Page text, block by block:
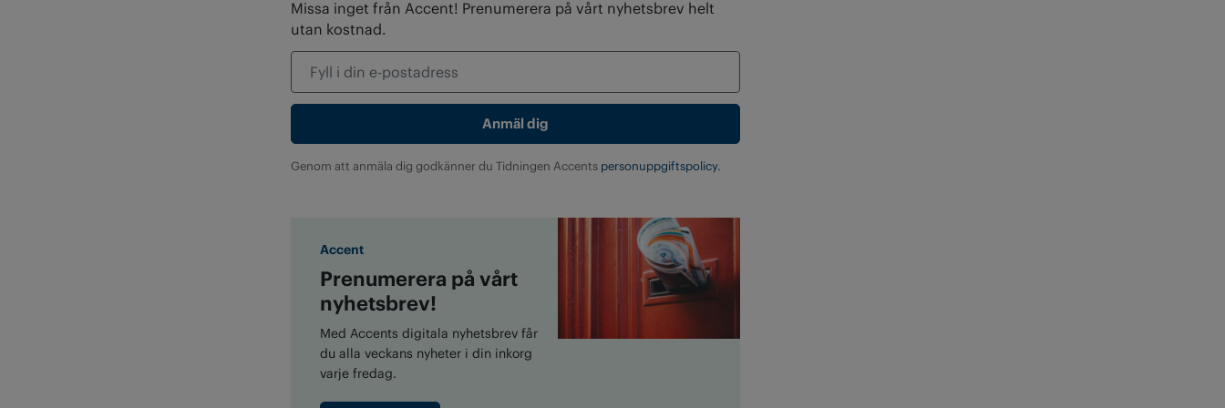
Missa inget från Accent! Prenumerera på vårt nyhetsbrev helt
utan kostnad.
Genom att anmäla dig godkänner du Tidningen Accents personuppgiftspolicy.
Accent
Prenumerera på vårt
nyhetsbrev!
Med Accents digitala nyhetsbrev får
du alla veckans nyheter i din inkorg
varje fredag.